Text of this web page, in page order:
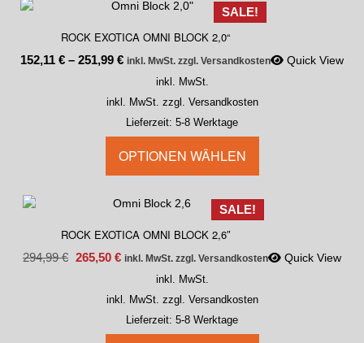
SALE!
ROCK EXOTICA OMNI BLOCK 2,0“
152,11 € – 251,99 € inkl. MwSt. zzgl. Versandkosten Quick View
inkl. MwSt.
inkl. MwSt. zzgl. Versandkosten
Lieferzeit: 5-8 Werktage
OPTIONEN WÄHLEN
SALE!
ROCK EXOTICA OMNI BLOCK 2,6″
294,99€ 265,50 € inkl. MwSt. zzgl. Versandkosten Quick View
inkl. MwSt.
inkl. MwSt. zzgl. Versandkosten
Lieferzeit: 5-8 Werktage